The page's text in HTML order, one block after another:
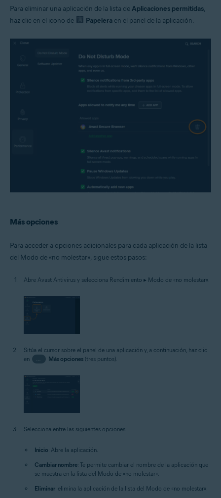
Para eliminar una aplicación de la lista deAplicaciones permitidas,
haz clic en el icono de
Papelera en el panel de la aplicación.
Más opciones
Para acceder a opciones adicionales para cada aplicación de la lista
del Modo de «no molestar», sigue estos pasos:
Abre Avast Antivirus y selecciona Rendimiento ▸ Modo de «no molestar».
Sitúa el cursor sobre el panel de una aplicación y, a continuación, haz clic
en
Más opciones(tres puntos).
Selecciona entre las siguientes opciones:
Inicio: Abre la aplicación.
Cambiar nombre: Te permite cambiar el nombre de la aplicación que
se muestra en la lista del Modo de «no molestar».
Eliminar: elimina la aplicación de la lista del Modo de «no molestar».